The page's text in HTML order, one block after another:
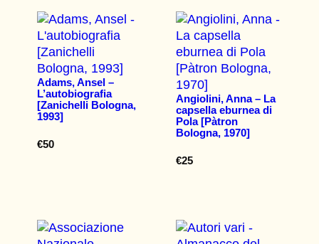
Adams, Ansel –
L’autobiografia
[Zanichelli Bologna,
1993]
€50
Angiolini, Anna – La
capsella eburnea di
Pola [Pàtron
Bologna, 1970]
€25